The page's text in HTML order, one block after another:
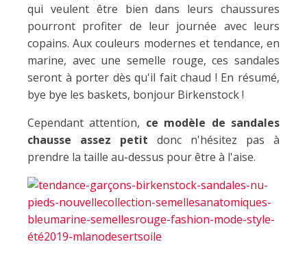
qui veulent être bien dans leurs chaussures
pourront profiter de leur journée avec leurs
copains. Aux couleurs modernes et tendance, en
marine, avec une semelle rouge, ces sandales
seront à porter dès qu'il fait chaud ! En résumé,
bye bye les baskets, bonjour Birkenstock !
Cependant attention, ce modèle de sandales
chausse assez petit donc n'hésitez pas à
prendre la taille au-dessus pour être à l'aise.